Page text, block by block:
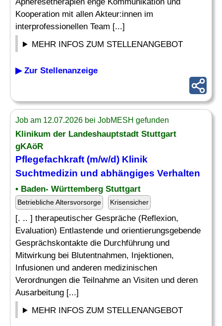
Kooperation mit allen Akteur:innen im
interprofessionellen Team [...]
MEHR INFOS ZUM STELLENANGEBOT
▶ Zur Stellenanzeige
Job am 12.07.2026 bei JobMESH gefunden
Klinikum der Landeshauptstadt Stuttgart
gKAöR
Pflegefachkraft (m/w/d) Klinik
Suchtmedizin und abhängiges Verhalten
• Baden- Württemberg Stuttgart
Betriebliche Altersvorsorge Krisensicher
[. .. ] therapeutischer Gespräche (Reflexion,
Evaluation) Entlastende und orientierungsgebende
Gesprächskontakte die Durchführung und
Mitwirkung bei Blutentnahmen, Injektionen,
Infusionen und anderen medizinischen
Verordnungen die Teilnahme an Visiten und deren
Ausarbeitung [...]
MEHR INFOS ZUM STELLENANGEBOT